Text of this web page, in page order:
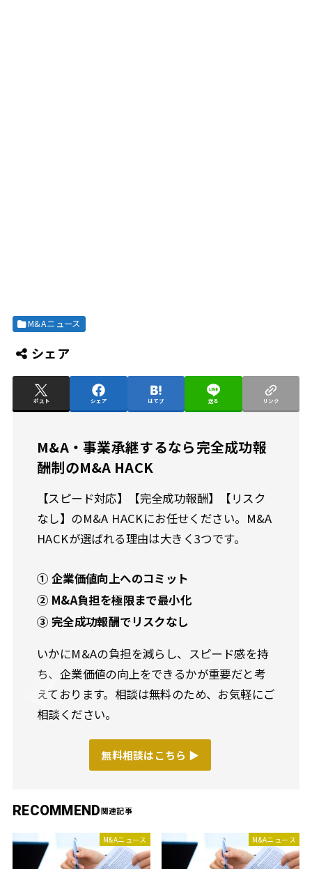
M&Aニュース
シェア
ポスト シェア はてブ 送る リンク
M&A・事業承継するなら完全成功報
酬制のM&A HACK
【スピード対応】【完全成功報酬】【リスク
なし】のM&A HACKにお任せください。M&A
HACKが選ばれる理由は大きく3つです。
① 企業価値向上へのコミット
② M&A負担を極限まで最小化
③ 完全成功報酬でリスクなし
いかにM&Aの負担を減らし、スピード感を持
ち、企業価値の向上をできるかが重要だと考
えております。相談は無料のため、お気軽にご
相談ください。
無料相談はこちら ▶︎
RECOMMEND
M&Aニュース M&Aニュース